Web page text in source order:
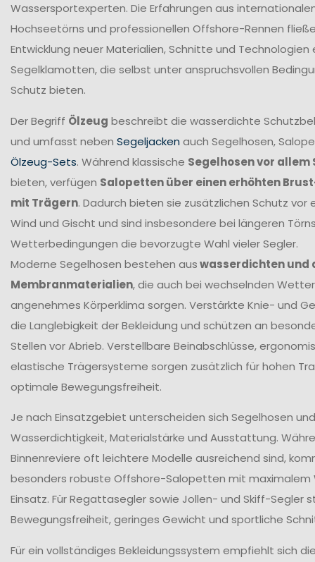
Wassersportexperten. Die Erfahrungen aus
Hochseetörns und professionellen Offshore-Rennen
Entwicklung neuer Materialien, Schnitte und Technologien
Segelklamotten, die selbst unter anspruchsvollen
Schutz bieten.
Der Begriff Ölzeug beschreibt die wasserdichte
und umfasst neben Segeljacken auch Segelhosen,
Ölzeug-Sets. Während klassische Segelhosen vor allem
bieten, verfügen Salopetten über einen erhöhten
mit Trägern. Dadurch bieten sie zusätzlichen Schutz vor
Wind und Gischt und sind insbesondere bei längeren
Wetterbedingungen die bevorzugte Wahl vieler Segler.
Moderne Segelhosen bestehen auswasserdichten und
Membranmaterialien, die auch bei wechselnden
angenehmes Körperklima sorgen. Verstärkte Knie- und
die Langlebigkeit der Bekleidung und schützen an
Stellen vor Abrieb. Verstellbare Beinabschlüsse,
elastische Trägersysteme sorgen zusätzlich für hohen
optimale Bewegungsfreiheit.
Je nach Einsatzgebiet unterscheiden sich Segelhosen
Wasserdichtigkeit, Materialstärke und Ausstattung.
Binnenreviere oft leichtere Modelle ausreichend sind,
besonders robuste Offshore-Salopetten mit
Einsatz. Für Regattasegler sowie Jollen- und Skiff-Segler
Bewegungsfreiheit, geringes Gewicht und sportliche
Für ein vollständiges Bekleidungssystem empfiehlt sich